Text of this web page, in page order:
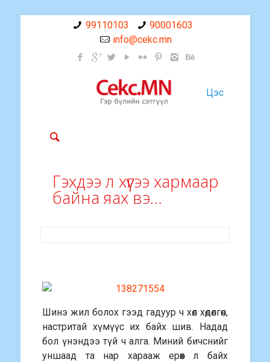
99110103
90001603
info@cekc.mn
Цэс
Гэхдээ л хүүгээ хармаар
байна яах вэ…
Шинэ жил болох гээд гадуур ч хөл хөдөлгөөн,
настритай хүмүүс их байх шив. Надад
бол үнэндээ түй ч алга. Миний бичснийг
уншаад та нар харааж ерөөх л байх